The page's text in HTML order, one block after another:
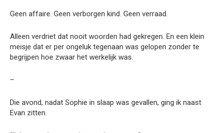
Geen affaire. Geen verborgen kind. Geen verraad.
Alleen verdriet dat nooit woorden had gekregen. En een klein
meisje dat er per ongeluk tegenaan was gelopen zonder te
begrijpen hoe zwaar het werkelijk was.
–
Die avond, nadat Sophie in slaap was gevallen, ging ik naast
Evan zitten.